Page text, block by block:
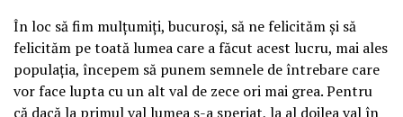
În loc să fim mulțumiți, bucuroși, să ne felicităm și să
felicităm pe toată lumea care a făcut acest lucru, mai ales
populația, începem să punem semnele de întrebare care
vor face lupta cu un alt val de zece ori mai grea. Pentru
că dacă la primul val lumea s-a speriat, la al doilea val în